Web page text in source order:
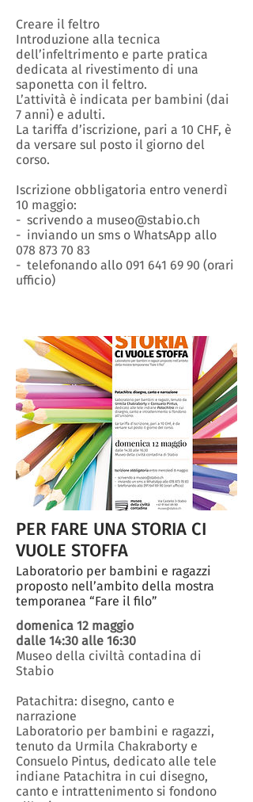
Creare il feltro
Introduzione alla tecnica
dell’infeltrimento e parte pratica
dedicata al rivestimento di una
saponetta con il feltro.
L’attività è indicata per bambini (dai
7 anni) e adulti.
La tariffa d’iscrizione, pari a 10 CHF, è
da versare sul posto il giorno del
corso.
Iscrizione obbligatoria entro venerdì
10 maggio:
- scrivendo a museo@stabio.ch
- inviando un sms o WhatsApp allo
078 873 70 83
- telefonando allo 091 641 69 90 (orari
ufficio)
PER FARE UNA STORIA CI
VUOLE STOFFA
Laboratorio per bambini e ragazzi
proposto nell’ambito della mostra
temporanea “Fare il filo”
domenica 12 maggio
dalle 14:30 alle 16:30
Museo della civiltà contadina di
Stabio
Patachitra: disegno, canto e
narrazione
Laboratorio per bambini e ragazzi,
tenuto da Urmila Chakraborty e
Consuelo Pintus, dedicato alle tele
indiane Patachitra in cui disegno,
canto e intrattenimento si fondono